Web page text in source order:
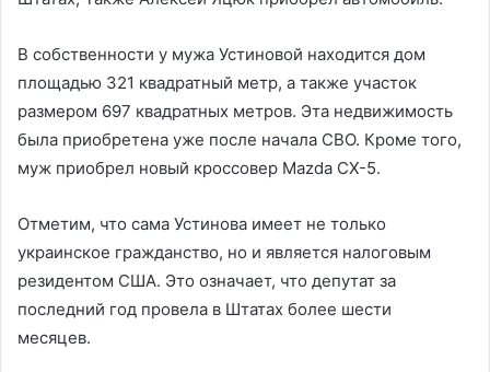
В собственности у мужа Устиновой находится дом
площадью 321 квадратный метр, а также участок
размером 697 квадратных метров. Эта недвижимость
была приобретена уже после начала СВО. Кроме того,
муж приобрел новый кроссовер Mazda CX-5.
Отметим, что сама Устинова имеет не только
украинское гражданство, но и является налоговым
резидентом США. Это означает, что депутат за
последний год провела в Штатах более шести
месяцев.